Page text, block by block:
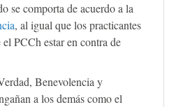
se comporta de acuerdo a la
, al igual que los practicantes
PCCh estar en contra de
Benevolencia y
a los demás como el